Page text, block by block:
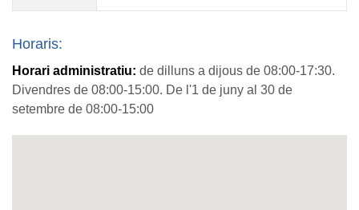
Horaris:
Horari administratiu: de dilluns a dijous de 08:00-17:30.
Divendres de 08:00-15:00. De l'1 de juny al 30 de
setembre de 08:00-15:00